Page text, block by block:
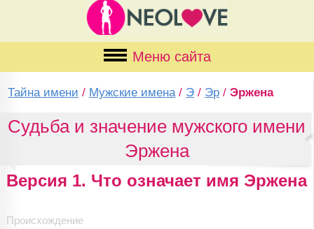
Меню сайта
Тайна имени / Мужские имена / Э / Эр /Эржена
Судьба и значение мужского имени
Эржена
Версия 1. Что означает имя Эржена
Происхождение